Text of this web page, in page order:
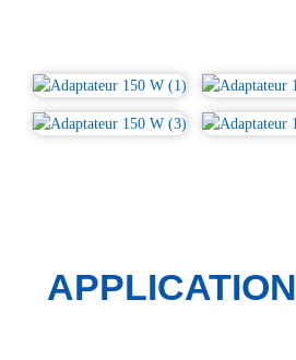
APPLICATION